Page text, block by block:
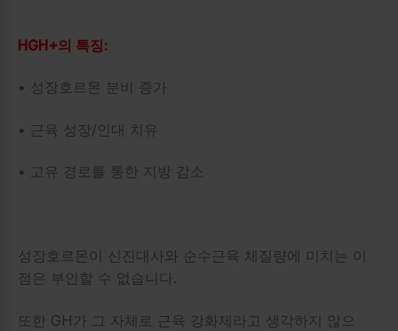
HGH+의 특징:
• 성장호르몬 분비 증가
• 근육 성장/인대 치유
• 고유 경로를 통한 지방 감소
성장호르몬이 신진대사와 순수근육 체질량에 미치는 이
점은 부인할 수 없습니다.
또한 GH가 그 자체로 근육 강화제라고 생각하지 않으